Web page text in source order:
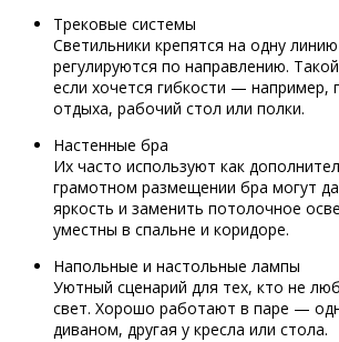
Трековые системы
Светильники крепятся на одну
регулируются по направлению.
если хочется гибкости — например,
отдыха, рабочий стол или полки.
Настенные бра
Их часто используют как
грамотном размещении бра могут
яркость и заменить потолочное
уместны в спальне и коридоре.
Напольные и настольные лампы
Уютный сценарий для тех, кто не
свет. Хорошо работают в паре —
диваном, другая у кресла или стола.